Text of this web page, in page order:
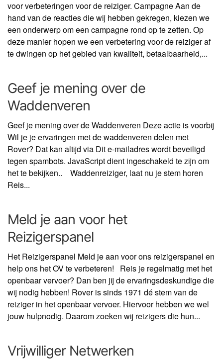
voor verbeteringen voor de reiziger. Campagne Aan de
hand van de reacties die wij hebben gekregen, kiezen we
een onderwerp om een campagne rond op te zetten. Op
deze manier hopen we een verbetering voor de reiziger af
te dwingen op het gebied van kwaliteit, betaalbaarheid,...
Geef je mening over de
Waddenveren
Geef je mening over de Waddenveren Deze actie is voorbij
Wil je je ervaringen met de waddenveren delen met
Rover? Dat kan altijd via Dit e-mailadres wordt beveiligd
tegen spambots. JavaScript dient ingeschakeld te zijn om
het te bekijken.. Waddenreiziger, laat nu je stem horen
Reis...
Meld je aan voor het
Reizigerspanel
Het Reizigerspanel Meld je aan voor ons reizigerspanel en
help ons het OV te verbeteren! Reis je regelmatig met het
openbaar vervoer? Dan ben jij de ervaringsdeskundige die
wij nodig hebben! Rover is sinds 1971 dé stem van de
reiziger in het openbaar vervoer. Hiervoor hebben we wel
jouw hulpnodig. Daarom zoeken wij reizigers die hun...
Vrijwilliger Netwerken